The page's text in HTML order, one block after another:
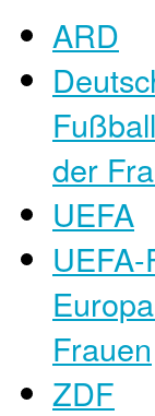
ARD
der
UEFA
Frauen
ZDF